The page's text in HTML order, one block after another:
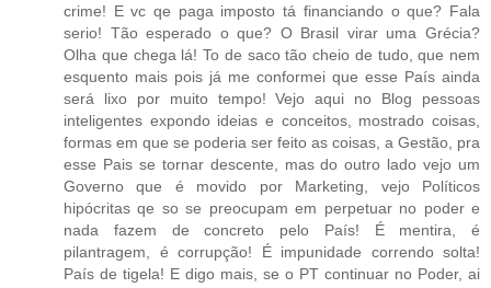
crime! E vc qe paga imposto tá financiando o que? Fala
serio! Tão esperado o que? O Brasil virar uma Grécia?
Olha que chega lá! To de saco tão cheio de tudo, que nem
esquento mais pois já me conformei que esse País ainda
será lixo por muito tempo! Vejo aqui no Blog pessoas
inteligentes expondo ideias e conceitos, mostrado coisas,
formas em que se poderia ser feito as coisas, a Gestão, pra
esse Pais se tornar descente, mas do outro lado vejo um
Governo que é movido por Marketing, vejo Políticos
hipócritas qe so se preocupam em perpetuar no poder e
nada fazem de concreto pelo País! É mentira, é
pilantragem, é corrupção! É impunidade correndo solta!
País de tigela! E digo mais, se o PT continuar no Poder, ai